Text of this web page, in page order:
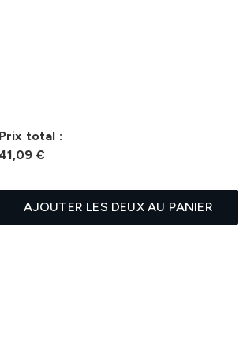
Prix ​​total :
41,09 €
AJOUTER LES DEUX AU PANIER